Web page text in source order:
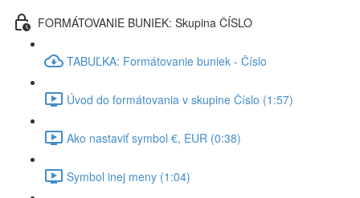
FORMÁTOVANIE BUNIEK: Skupina ČÍSLO
TABUĽKA: Formátovanie buniek - Číslo
Úvod do formátovania v skupine Číslo (1:57)
Ako nastaviť symbol €, EUR (0:38)
Symbol inej meny (1:04)